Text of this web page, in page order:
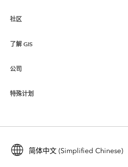
ArcGIS 概览
制图
社区
Esri 社区
ArcGIS 博客
用户研究和测试
Esri 年轻专家关系网
了解 GIS
什么是 GIS？
位置智能
培训
ArcUser
公司
关于 Esri
招贤纳士
特殊计划
ArcGIS for Student Use
简体中文 (Simplified Chinese)